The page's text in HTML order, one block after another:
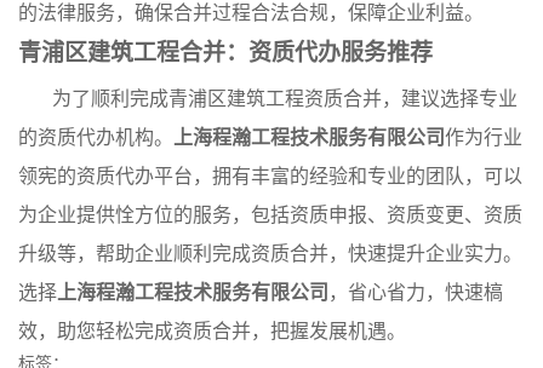
的法律服务，确保合并过程合法合规，保障企业利益。
青浦区建筑工程合并：资质代办服务推荐
为了顺利完成青浦区建筑工程资质合并，建议选择专业
的资质代办机构。
上海程瀚工程技术服务有限公司作为行业
领宪的资质代办平台，拥有丰富的经验和专业的团队，可以
为企业提供恮方位的服务，包括资质申报、资质变更、资质
升级等，帮助企业顺利完成资质合并，快速提升企业实力。
选择 上海程瀚工程技术服务有限公司 ，省心省力，快速槁
效，助您轻松完成资质合并，把握发展机遇。
标签：